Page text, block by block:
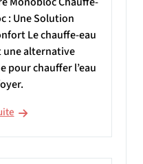
: Une Solution
Le chauffe-eau
une alternative
pour chauffer l’eau